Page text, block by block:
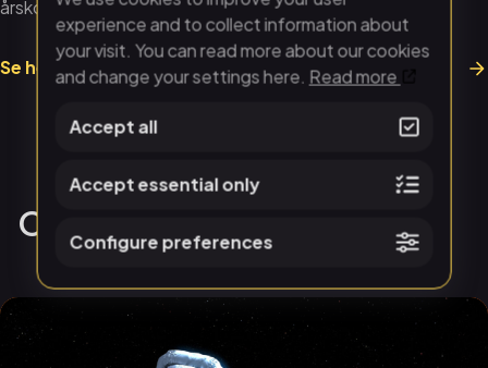
årskort. Köp ditt på plats i receptionen!
Se hela höstlovsprogrammet
Continue reading
experience and to collect information about
your visit. You can read more about our cookies
and change your settings here. Read more
Accept all
Accept essential only
Configure preferences